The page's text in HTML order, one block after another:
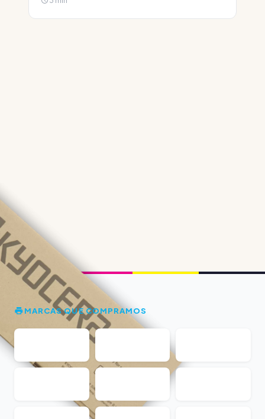
MARCAS QUE COMPRAMOS